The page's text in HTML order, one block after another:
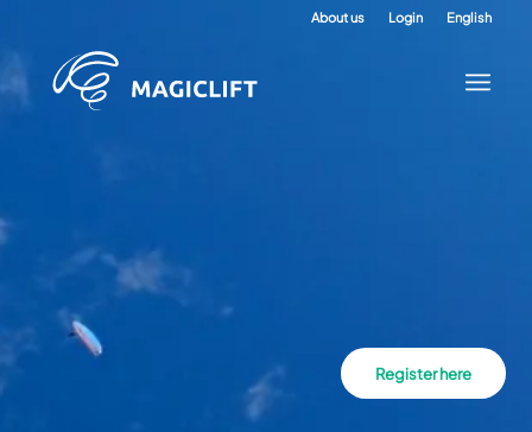
About us Login English
Register here